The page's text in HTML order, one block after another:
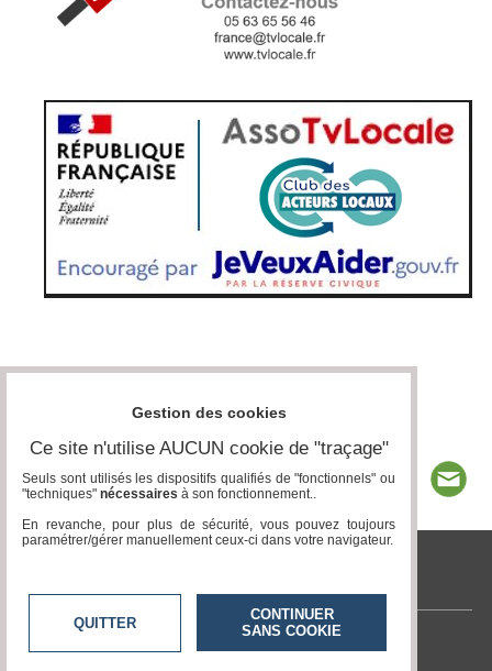
www.acteurs-locaux.fr
Contactez-nous
Gestion des cookies
Ce site n'utilise AUCUN cookie de "traçage"
Seuls sont utilisés les dispositifs qualifiés de "fonctionnels" ou
"techniques" nécessaires à son fonctionnement..
En revanche, pour plus de sécurité, vous pouvez toujours
paramétrer/gérer manuellement ceux-ci dans votre navigateur.
QUITTER
CONTINUER
SANS COOKIE